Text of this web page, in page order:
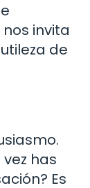
invita
de
has
Es